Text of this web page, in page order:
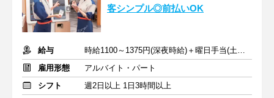
客シンプル◎前払いOK
給与
時給1100～1375円(深夜時給)＋曜日手当(土日祝+70円)
雇用形態
アルバイト・パート
シフト
週2日以上 1日3時間以上